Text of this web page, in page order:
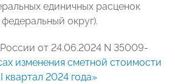
единичных расценок
округ).
от 24.06.2024 N 35009-
изменения сметной стоимости
квартал 2024 года»